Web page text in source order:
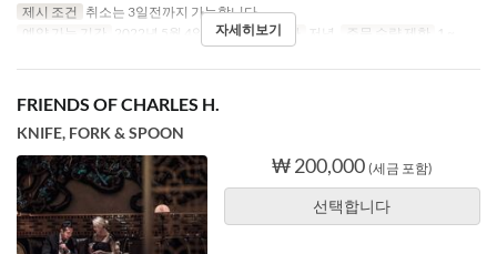
제시 조건
취소는 3일전까지 가능합니다.
예약 가능 기간
2022년 5월 4일 요일 수 식사 저녁 주문 수량 제한 1 ~
자세히보기
FRIENDS OF CHARLES H.
KNIFE, FORK & SPOON
₩ 200,000 (세금 포함)
선택합니다